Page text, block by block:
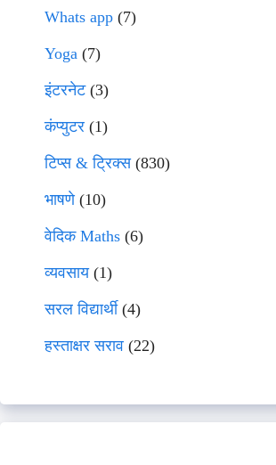
Whats app (7)
Yoga (7)
इंटरनेट(3)
कंप्युटर (1)
टिप्स & ट्रिक्स(830)
भाषणे(10)
वेदिक Maths (6)
व्यवसाय(1)
सरल विद्यार्थी(4)
हस्ताक्षर सराव (22)